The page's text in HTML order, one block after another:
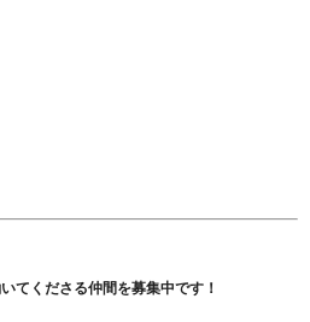
てくださる仲間を募集中です！